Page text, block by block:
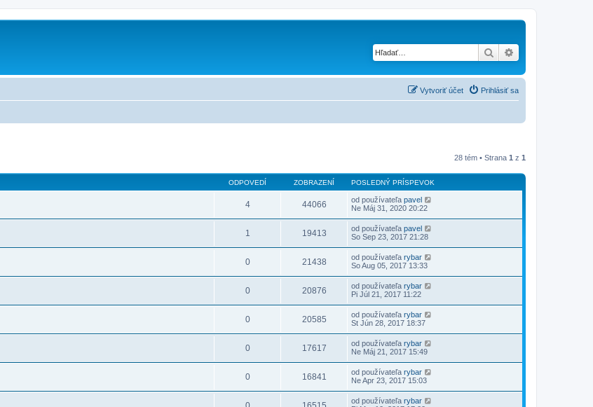
Hľadať
Prihlásiť sa
Vytvoriť účet
28 tém • Strana 1 z 1
ODPOVEDÍ ZOBRAZENÍ POSLEDNÝ PRÍSPEVOK
4 44066 od používateľa pavel
Ne Máj 31, 2020 20:22
1 19413 od používateľa pavel
So Sep 23, 2017 21:28
0 21438 od používateľa rybar
So Aug 05, 2017 13:33
0 20876 od používateľa rybar
Pi Júl 21, 2017 11:22
0 20585 od používateľa rybar
St Jún 28, 2017 18:37
0 17617 od používateľa rybar
Ne Máj 21, 2017 15:49
0 16841 od používateľa rybar
Ne Apr 23, 2017 15:03
od používateľa rybar